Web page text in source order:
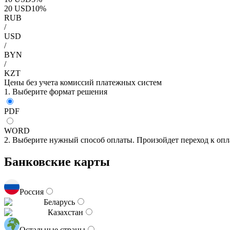
20 USD10%
RUB
/
USD
/
BYN
/
KZT
Цены без учета комиссий платежных систем
1. Выберите формат решения
PDF
WORD
2. Выберите нужный способ оплаты. Произойдет переход к
Банковские карты
Россия
Беларусь
Казахстан